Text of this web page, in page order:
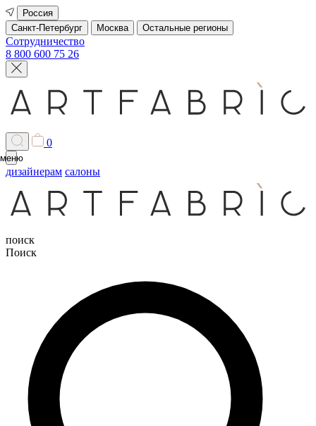
Россия
Санкт-Петербург
Москва Остальные регионы
Сотрудничество
8 800 600 75 26
0
меню
дизайнерам салоны
поиск
Поиск